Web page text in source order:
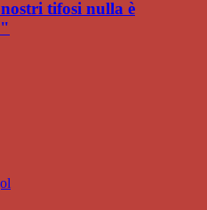
tifosi nulla è